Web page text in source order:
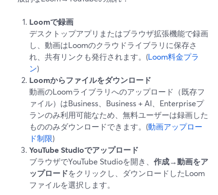
Loomで録画
デスクトップアプリまたはブラウザ拡張機能で録画
し、動画はLoomのクラウドライブラリに保存さ
れ、共有リンクも発行されます。(Loom料金プラ
ン)
Loomからファイルをダウンロード
動画のLoomライブラリへのアップロード（既存フ
ァイル）はBusiness、Business + AI、Enterpriseプ
ランのみ利用可能なため、無料ユーザーは録画した
もののみダウンロードできます。(動画アップロー
ド制限)
YouTube Studioでアップロード
ブラウザでYouTube Studioを開き、 作成→動画をア
ップロードをクリックし、ダウンロードしたLoom
ファイルを選択します。